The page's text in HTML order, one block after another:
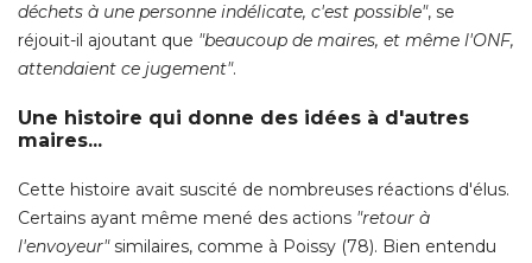
déchets à une personne indélicate, c'est possible", se
réjouit-il ajoutant que "beaucoup de maires, et même l'ONF,
attendaient ce jugement".
Une histoire qui donne des idées à d'autres
maires...
Cette histoire avait suscité de nombreuses réactions d'élus.
Certains ayant même mené des actions "retour à
l'envoyeur"similaires, comme à Poissy (78). Bien entendu